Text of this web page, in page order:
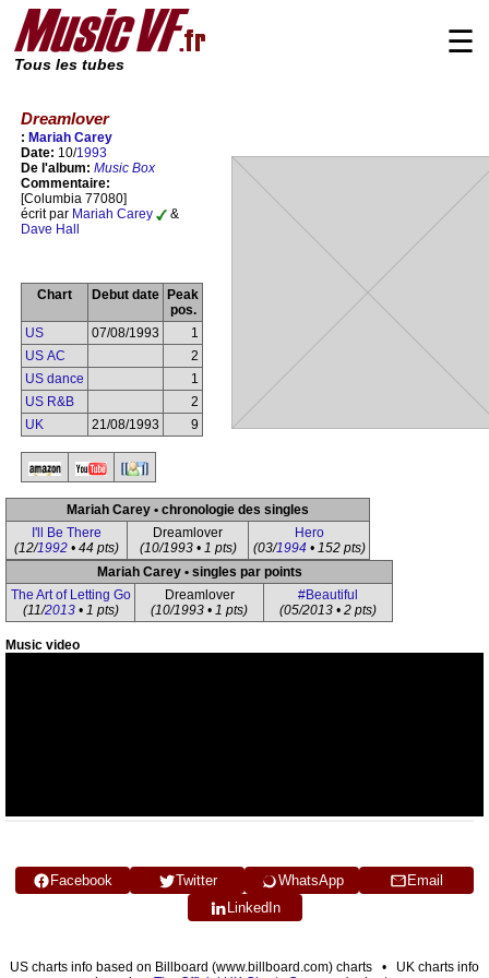
Tous les tubes
☰
Dreamlover
: Mariah Carey
Date: 10/1993
De l'album: Music Box
Commentaire:
[Columbia 77080]
écrit par Mariah Carey
&
Dave Hall
Chart Debut date
Peak
pos.
US
07/08/1993
1
US AC
2
US dance
1
US R&B
2
UK
21/08/1993 9
Mariah Carey • chronologie des singles
I'll Be There
(12/1992 • 44 pts)
Dreamlover
(10/1993 • 1 pts)
Hero
(03/1994• 152 pts)
Mariah Carey • singles par points
The Art of Letting Go
(11/2013• 1 pts)
Dreamlover
(10/1993 • 1 pts)
#Beautiful
(05/2013 • 2 pts)
Music video
Facebook Twitter WhatsApp
Email
LinkedIn
US charts info based on Billboard (www.billboard.com) charts • UK charts info